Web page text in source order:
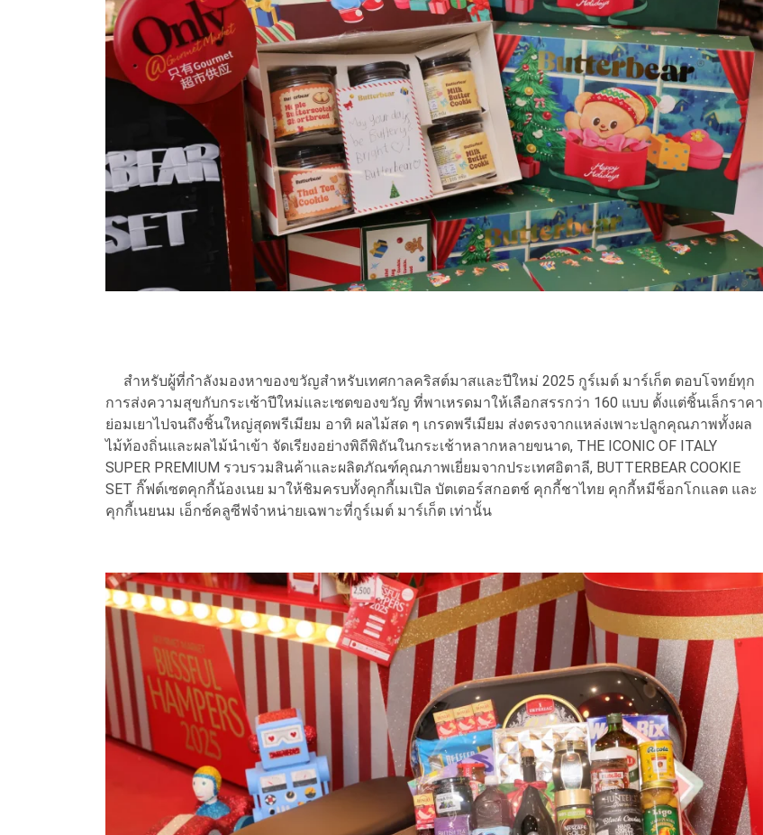
สำหรับผู้ที่กำลังมองหาของขวัญสำหรับเทศกาลคริสต์มาสและปีใหม่ 2025 กูร์เมต์ มาร์เก็ต ตอบโจทย์ทุก
การส่งความสุขกับกระเช้าปีใหม่และเซตของขวัญ ที่พาเหรดมาให้เลือกสรรกว่า 160 แบบ ตั้งแต่ชิ้นเล็กราคา
ย่อมเยาไปจนถึงชิ้นใหญ่สุดพรีเมียม อาทิ ผลไม้สด ๆ เกรดพรีเมียม ส่งตรงจากแหล่งเพาะปลูกคุณภาพทั้งผล
ไม้ท้องถิ่นและผลไม้นำเข้า จัดเรียงอย่างพิถีพิถันในกระเช้าหลากหลายขนาด, THE ICONIC OF ITALY
SUPER PREMIUM รวบรวมสินค้าและผลิตภัณฑ์คุณภาพเยี่ยมจากประเทศอิตาลี, BUTTERBEAR COOKIE
SET กิ๊ฟต์เซตคุกกี้น้องเนย มาให้ชิมครบทั้งคุกกี้เมเปิล บัตเตอร์สกอตช์ คุกกี้ชาไทย คุกกี้หมีช็อกโกแลต และ
คุกกี้เนยนม เอ็กซ์คลูซีฟจำหน่ายเฉพาะที่กูร์เมต์ มาร์เก็ต เท่านั้น